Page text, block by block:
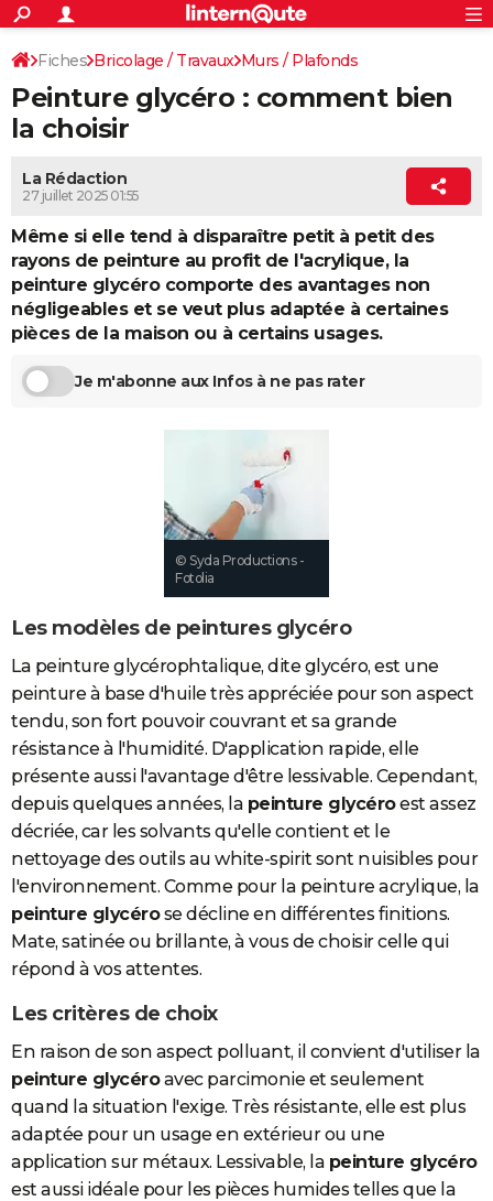
ACTUALITÉS
Politique
Société
Faits Divers
Education
Monde
Villes
+
SPORT
Coupe du monde 2026
Football
Tennis
Cyclisme
Rugby
Forum
CULTURE
Retraite
Impôts
Epargne
Immobilier
Risques naturels par ville
Banque
Assurance
Crédit
AUTO
Essais
Réserver un essai
Citadines
Berlines
SUV
Forum auto
+HIGH-TECH
Mobiles
Meilleur smartphone
Internet
Ordinateurs
Jeux vidéo
Guide high-tech
+
BRICOLAGE
Forum
Aménagement intérieur
Extérieur
Cuisine
Salle de bains
Jardinage
Rangement
+WEEK-END
Guides de France
Escapades
Patrimoine
Expositions
Musées
Week-end nature
+LIFESTYLE
Carte de Noël
Carte Bonne année
Carte Saint-Valentin
Carte Pâques
Carte d'anniversaire
DICTIONNAIRE
Dictionnaire
Biographies
Citations
Expressions
Proverbes
PROGRAMME TV
COPAINS D'AVANT
S'inscrire
Se connecter
Lycées
Collèges
Primaires
Universités
Entreprises
Service militaire
Avis de recherche
AVIS DE DÉCÈS
FORUM
Bricolage
Lifestyle
Culture
Sport
Auto
Television
Voyage
Cinema
S'inscrire
Connexion
Fiches Bricolage / Travaux Murs / Plafonds
Revêtements muraux Peinture
Peinture glycéro : comment bien
la choisir
La Rédaction
27 juillet 2025 01:55
Même si elle tend à disparaître petit à petit des
rayons de peinture au profit de l'acrylique, la
peinture glycéro comporte des avantages non
négligeables et se veut plus adaptée à certaines
pièces de la maison ou à certains usages.
Je m'abonne aux Infos à ne pas rater
© Syda Productions -
Fotolia
Les modèles de peintures glycéro
La peinture glycérophtalique, dite glycéro, est une
peinture à base d'huile très appréciée pour son aspect
tendu, son fort pouvoir couvrant et sa grande
résistance à l'humidité. D'application rapide, elle
présente aussi l'avantage d'être lessivable. Cependant,
depuis quelques années, la peinture glycéroest assez
décriée, car les solvants qu'elle contient et le
nettoyage des outils au white-spirit sont nuisibles pour
l'environnement. Comme pour la peinture acrylique, la
peinture glycérose décline en différentes finitions.
Mate, satinée ou brillante, à vous de choisir celle qui
répond à vos attentes.
Les critères de choix
En raison de son aspect polluant, il convient d'utiliser la
peinture glycéroavec parcimonie et seulement
quand la situation l'exige. Très résistante, elle est plus
adaptée pour un usage en extérieur ou une
application sur métaux. Lessivable, la peinture glycéro
est aussi idéale pour les pièces humides telles que la